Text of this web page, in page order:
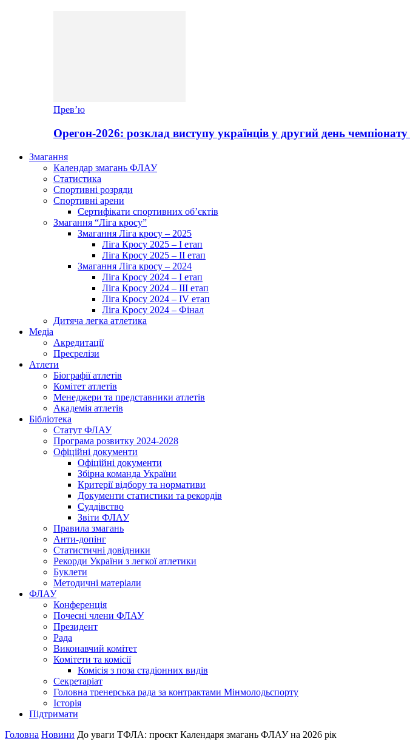
Прев’ю
Орегон-2026: розклад виступу українців у другий день чемпіонату
Змагання
Календар змагань ФЛАУ
Статистика
Спортивні розряди
Спортивні арени
Сертифікати спортивних об’єктів
Змагання “Ліга кросу”
Змагання Ліга кросу – 2025
Ліга Кросу 2025 – I етап
Ліга Кросу 2025 – II етап
Змагання Ліга кросу – 2024
Ліга Кросу 2024 – I етап
Ліга Кросу 2024 – III етап
Ліга Кросу 2024 – IV етап
Ліга Кросу 2024 – Фінал
Дитяча легка атлетика
Медіа
Акредитації
Пресрелізи
Атлети
Біографії атлетів
Комітет атлетів
Менеджери та представники атлетів
Академія атлетів
Бібліотека
Статут ФЛАУ
Програма розвитку 2024-2028
Офіційні документи
Офіційні документи
Збірна команда України
Критерії відбору та нормативи
Документи статистики та рекордів
Суддівство
Звіти ФЛАУ
Правила змагань
Анти-допінг
Статистичні довідники
Рекорди України з легкої атлетики
Буклети
Методичні матеріали
ФЛАУ
Конференція
Почесні члени ФЛАУ
Президент
Рада
Виконавчий комітет
Комітети та комісії
Комісія з поза стадіонних видів
Секретаріат
Головна тренерська рада за контрактами Мінмолодьспорту
Історія
Підтримати
Головна Новини До уваги ТФЛА: проєкт Календаря змагань ФЛАУ на 2026 рік